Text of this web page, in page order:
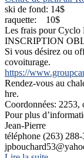
ski de fond: 14$
raquette: 10$
Les frais pour Cyclo
INSCRIPTION
Si vous désirez ou
covoiturage.
https://
Rendez-vous au
hre.
Coordonnées:
Pour plus
Jean-Pierre
téléphone (263)